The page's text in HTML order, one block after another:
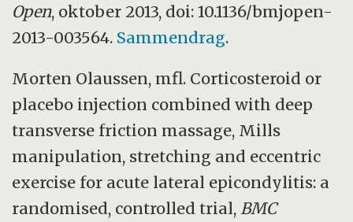
Open, oktober 2013, doi: 10.1136/bmjopen-
2013-003564. Sammendrag.
Morten Olaussen, mfl. Corticosteroid or
placebo injection combined with deep
transverse friction massage, Mills
manipulation, stretching and eccentric
exercise for acute lateral epicondylitis: a
randomised, controlled trial, BMC